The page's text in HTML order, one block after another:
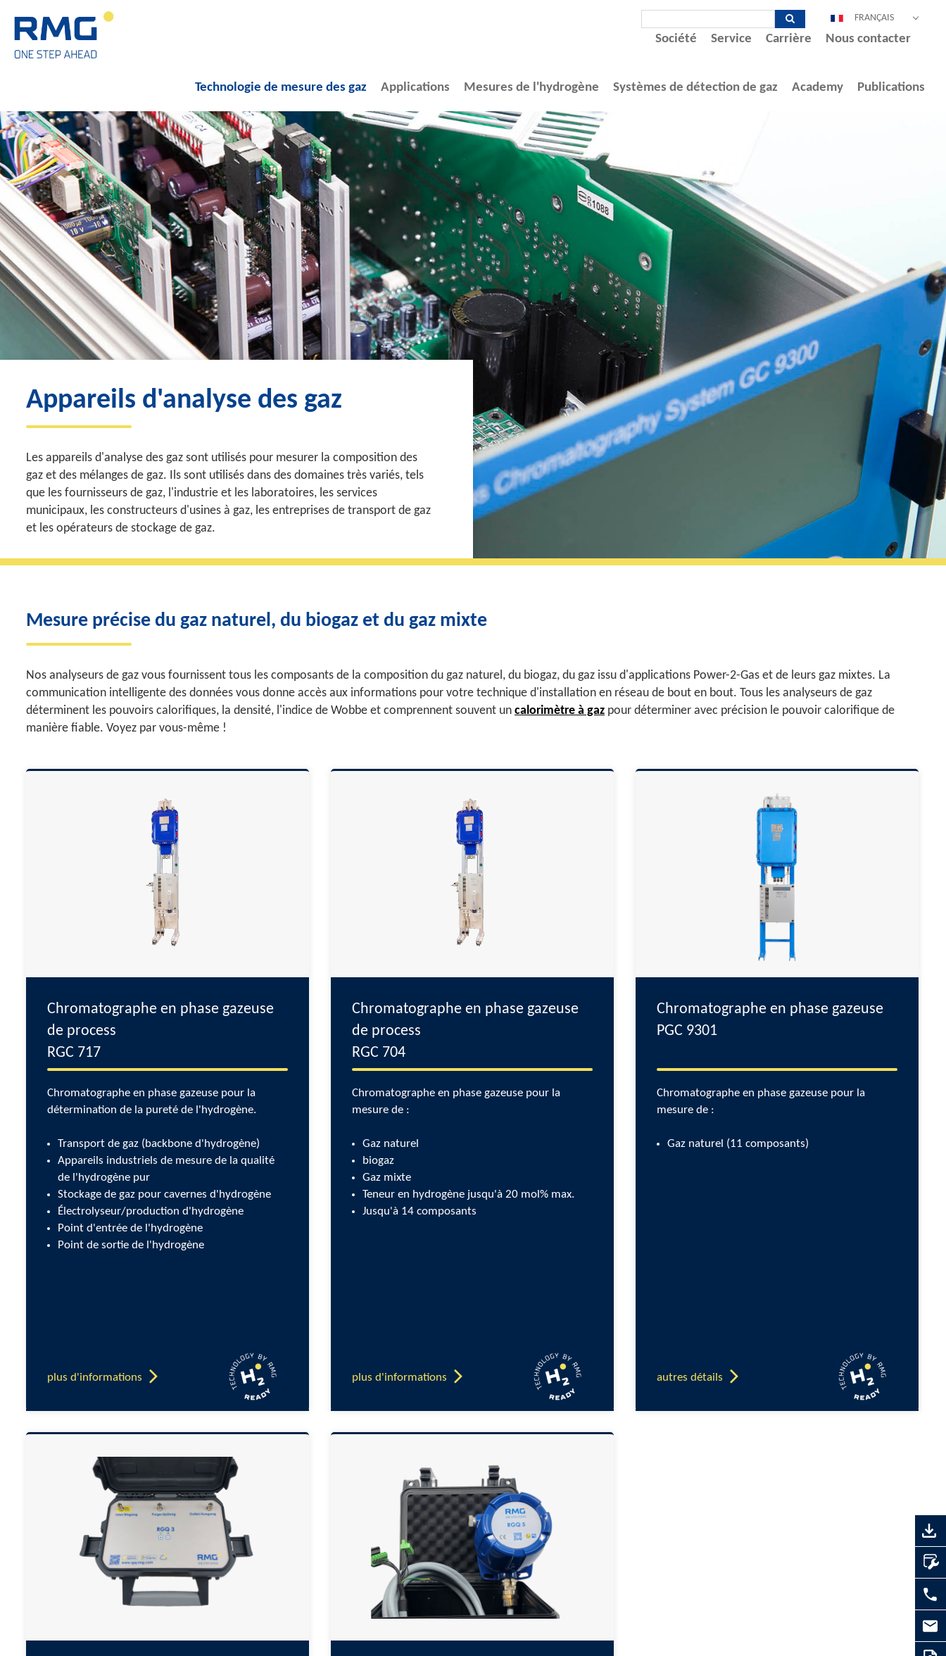
DEUTSCH
ESPAÑOL
FRANÇAIS
Société Service Carrière Nous contacter
Technologie de mesure des gaz Applications Mesures de l'hydrogène Systèmes de détection de gaz Academy Publications
Appareils d'analyse des gaz
Les appareils d'analyse des gaz sont utilisés pour mesurer la composition des
gaz et des mélanges de gaz. Ils sont utilisés dans des domaines très variés, tels
que les fournisseurs de gaz, l'industrie et les laboratoires, les services
municipaux, les constructeurs d'usines à gaz, les entreprises de transport de gaz
et les opérateurs de stockage de gaz.
Mesure précise du gaz naturel, du biogaz et du gaz mixte
Nos analyseurs de gaz vous fournissent tous les composants de la composition du gaz naturel, du biogaz, du gaz issu d'applications Power-2-Gas et de leurs gaz mixtes. La
communication intelligente des données vous donne accès aux informations pour votre technique d'installation en réseau de bout en bout. Tous les analyseurs de gaz
déterminent les pouvoirs calorifiques, la densité, l'indice de Wobbe et comprennent souvent un calorimètre à gaz pour déterminer avec précision le pouvoir calorifique de
manière fiable. Voyez par vous-même !
Chromatographe en phase gazeuse
de process
RGC 717
Chromatographe en phase gazeuse pour la
détermination de la pureté de l'hydrogène.
Transport de gaz (backbone d'hydrogène)
Appareils industriels de mesure de la qualité
de l'hydrogène pur
Stockage de gaz pour cavernes d'hydrogène
Électrolyseur/production d'hydrogène
Point d'entrée de l'hydrogène
Point de sortie de l'hydrogène
plus d'informations
Chromatographe en phase gazeuse
de process
RGC 704
Chromatographe en phase gazeuse pour la
mesure de :
Gaz naturel
biogaz
Gaz mixte
Teneur en hydrogène jusqu'à 20 mol% max.
Jusqu'à 14 composants
plus d'informations
Chromatographe en phase gazeuse
PGC 9301
Chromatographe en phase gazeuse pour la
mesure de :
Gaz naturel (11 composants)
autres détails